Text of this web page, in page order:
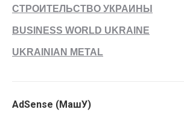
СТРОИТЕЛЬСТВО УКРАИНЫ
BUSINESS WORLD UKRAINE
UKRAINIAN METAL
AdSense (МашУ)